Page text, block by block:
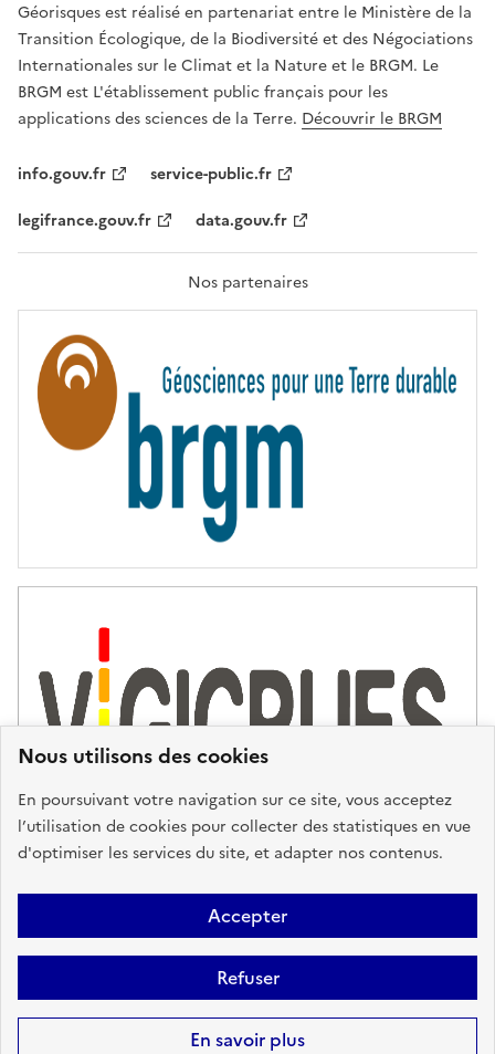
Nous utilisons des cookies
En poursuivant votre navigation sur ce site, vous acceptez
l’utilisation de cookies pour collecter des statistiques en vue
d'optimiser les services du site, et adapter nos contenus.
Accepter
Refuser
En savoir plus
T
É
,
É
G
A
L
F
A
T
R
T
É
Géorisques est réalisé en partenariat entre le Ministère de la
Transition Écologique, de la Biodiversité et des Négociations
Internationales sur le Climat et la Nature et le BRGM. Le
BRGM est L'établissement public français pour les
applications des sciences de la Terre. Découvrir le BRGM
info.gouv.fr
service-public.fr
legifrance.gouv.fr
data.gouv.fr
Nos partenaires
Légales
Données personnelles Gestion des cookies
FAQ
Sauf mention contraire, tous les contenus de ce site sont sous